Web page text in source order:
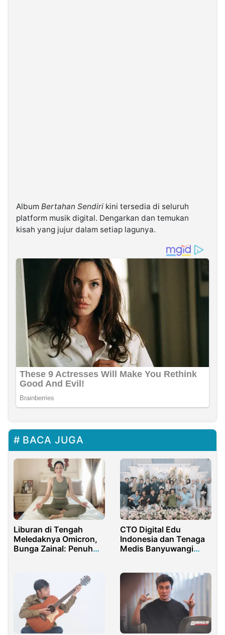
Album Bertahan Sendiri kini tersedia di seluruh
platform musik digital. Dengarkan dan temukan
kisah yang jujur dalam setiap lagunya.
BACA JUGA
Liburan di Tengah
Meledaknya Omicron,
Bunga Zainal: Penuh
CTO Digital Edu
Indonesia dan Tenaga
Medis Banyuwangi